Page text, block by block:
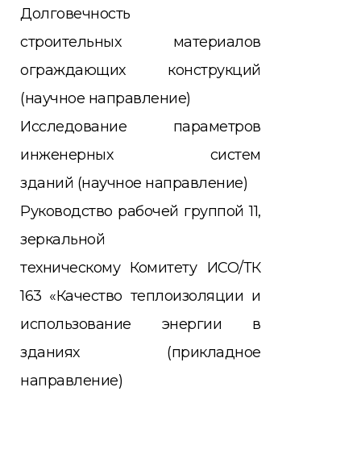
Долговечность
строительных материалов
ограждающих конструкций
(научное направление)
Исследование параметров
инженерных систем
зданий (научное направление)
Руководство рабочей группой 11,
зеркальной
техническому Комитету ИСО/ТК
163 «Качество теплоизоляции и
использование энергии в
зданиях (прикладное
направление)